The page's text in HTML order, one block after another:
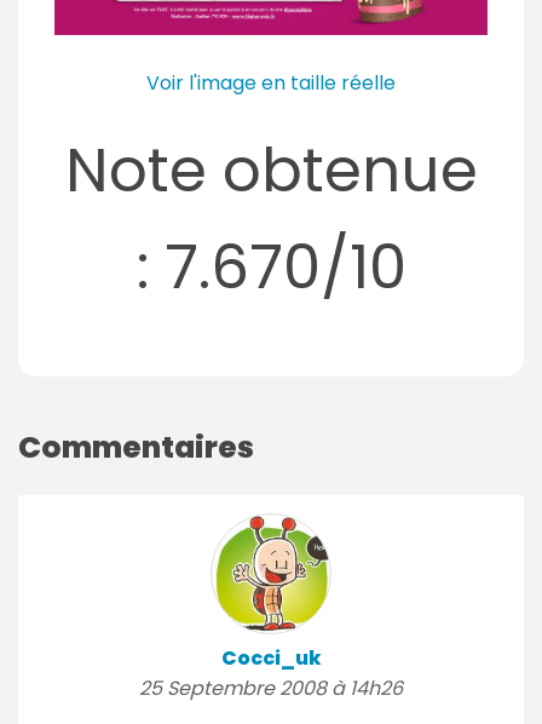
Voir l'image en taille réelle
Note obtenue
: 7.670/10
Commentaires
Cocci_uk
25 Septembre 2008 à 14h26